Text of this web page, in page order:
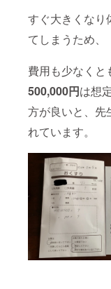
すぐ大きくなり
てしまうため、
費用も少なくと
500,000円は想
方が良いと、先
れています。